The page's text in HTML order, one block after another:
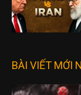
BÀI VIẾT MỚI